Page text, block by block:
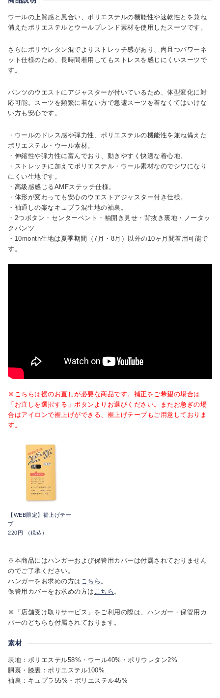
ウールの上質感と風合い、ポリエステルの機能性や速乾性とを兼ね
備えたポリエステルとウールブレンド素材を使用したスーツです。
さらにポリウレタン混でよりストレッチ感があり、尚且つパワーネ
ット仕様のため、長時間着用してもストレスを感じにくいスーツで
す。
パンツのウエストにアジャスターが付いているため、体型変化に対
応可能。スーツを頻繁に着ない方で急遽スーツを着なくてはいけな
い方も安心です。
・ウールのドレス感や弾力性、ポリエステルの機能性を兼ね備えた
ポリエステル・ウール素材。
・伸縮性や弾力性に富んでおり、動きやすく快適な着心地。
・ストレッチに加えてポリエステル・ウール素材なのでシワになり
にくい生地です。
・高級感感じるAMFステッチ仕様。
・体形が変わっても安心のウエストアジャスター付き仕様。
・袖通しの楽なキュプラ混生地の袖裏。
・2つボタン・センターベント・袖開き見せ・背抜き裏地・ノータッ
クパンツ
・10month生地は夏季期間（7月・8月）以外の10ヶ月間着用可能で
す。
※こちらは裾のお直しが必要な商品です。補正をご希望の場合は
「お直しを選択する」ボタンよりお選びください。またお急ぎの場
合はアイロンで裾上げができる、裾上げテープもご用意しておりま
す。
【WEB限定】裾上げテー
プ
220円 （税込）
※本商品にはハンガーおよび保管用カバーは付属されておりません
のでご了承ください。
ハンガーをお求めの方は こちら 。
保管用カバーをお求めの方は こちら 。
※「店舗受け取りサービス」をご利用の際は、ハンガー・保管用カ
バーのどちらも付属されております。
素材
表地：ポリエステル58%・ウール40%・ポリウレタン2%
胴裏・膝裏：ポリエステル100%
袖裏：キュプラ55%・ポリエステル45%